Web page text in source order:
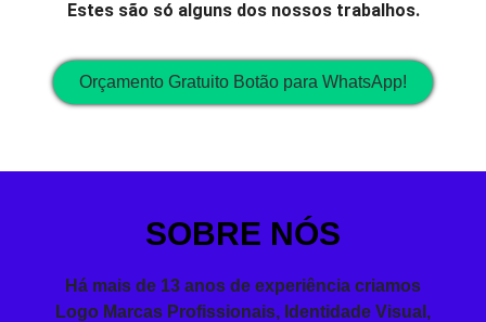
Estes são só alguns dos nossos trabalhos.
Orçamento Gratuito Botão para WhatsApp!
SOBRE NÓS
Há mais de 13 anos de experiência criamos
Logo Marcas Profissionais, Identidade Visual ,